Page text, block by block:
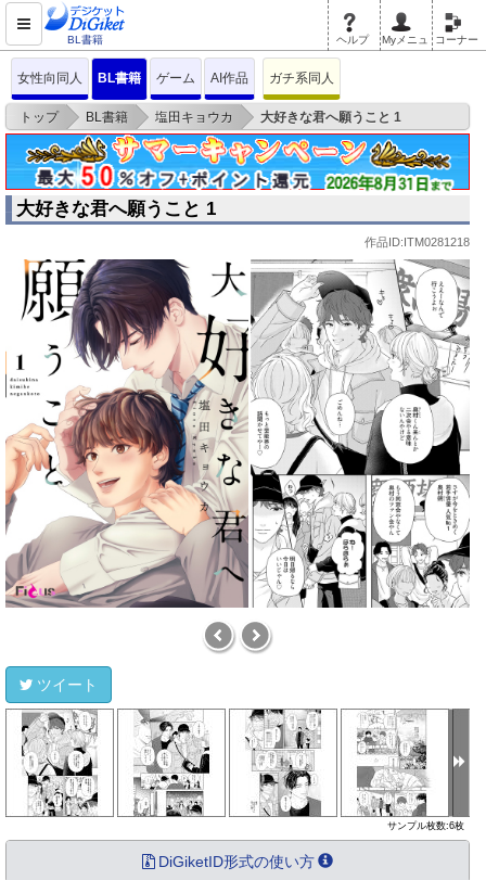
BL書籍 ヘルプ Myメニュ コーナー
女性向同人 BL書籍 ゲーム AI作品 ガチ系同人
トップ > BL書籍 > 塩田キョウカ > 大好きな君へ願うこと 1
大好きな君へ願うこと 1
作品ID:ITM0281218
ツイート
サンプル枚数:6枚
DiGiketID形式の使い方